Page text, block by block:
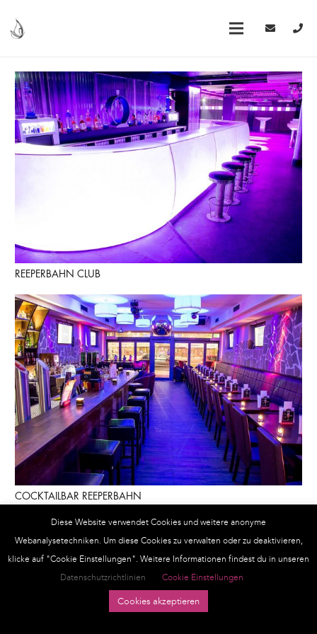
REEPERBAHN CLUB
COCKTAILBAR REEPERBAHN
Diese Website verwendet Cookies und weitere anonyme
Webanalysetechniken. Um diese Cookies zu verwalten oder zu deaktivieren,
klicke auf "Cookie Einstellungen". Weitere Informationen findest du in unseren
Datenschutzrichtlinien
Cookie Einstellungen
Cookies akzeptieren